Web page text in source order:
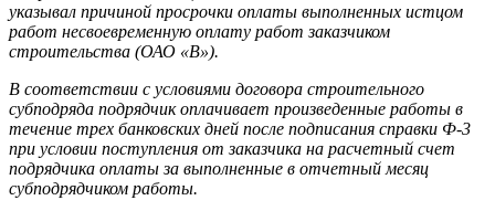
указывал причиной просрочки оплаты выполненных истцом
работ несвоевременную оплату работ заказчиком
строительства (ОАО «В»).
В соответствии с условиями договора строительного
субподряда подрядчик оплачивает произведенные работы в
течение трех банковских дней после подписания справки Ф-3
при условии поступления от заказчика на расчетный счет
подрядчика оплаты за выполненные в отчетный месяц
субподрядчиком работы.